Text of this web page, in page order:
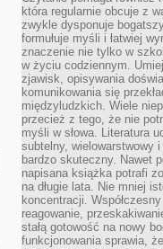
która regularnie obcuje z
zwykle dysponuje
formułuje myśli i łatwiej
znaczenie nie tylko w
w życiu codziennym.
zjawisk, opisywania
komunikowania się
międzyludzkich. Wiele
przecież z tego, że nie
myśli w słowa. Literatura
subtelny, wielowarstwowy
bardzo skuteczny. Nawet
napisana książka potrafi
na długie lata. Nie mniej
koncentracji.
reagowanie,
stałą gotowość na nowy
funkcjonowania sprawia,